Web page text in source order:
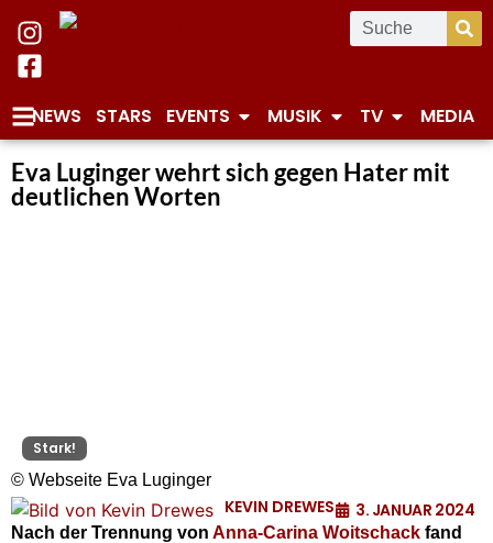
NEWS STARS EVENTS MUSIK TV MEDIA
Eva Luginger wehrt sich gegen Hater mit
deutlichen Worten
Stark!
© Webseite Eva Luginger
KEVIN DREWES 3. JANUAR 2024
Nach der Trennung von Anna-Carina Woitschack fand